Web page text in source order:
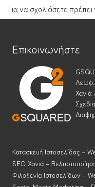
Για να σχολιάσετε πρέπει
Επικοινωνήστε
Λεωφ.
Χανιά
Κατασκευή Ιστοσελίδας –
SEO Χανιά –
Φιλοξενία Ιστοσελίδων –